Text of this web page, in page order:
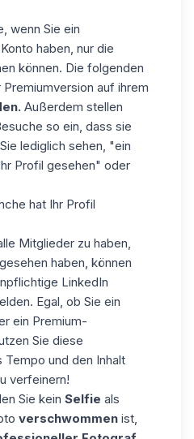
wenn Sie ein
haben, nur die
können. Die folgenden
auf ihrem
Außerdem stellen
so ein, dass sie
lediglich sehen, "ein
Profil gesehen" oder
hat Ihr Profil
Mitglieder zu haben,
haben, können
LinkedIn
Egal, ob Sie ein
ein Premium-
Sie diese
Tempo und den Inhalt
verfeinern!
Sie kein Selfie als
verschwommen ist,